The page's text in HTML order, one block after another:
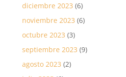
diciembre 2023 (6)
noviembre 2023 (6)
octubre 2023 (3)
septiembre 2023 (9)
agosto 2023 (2)